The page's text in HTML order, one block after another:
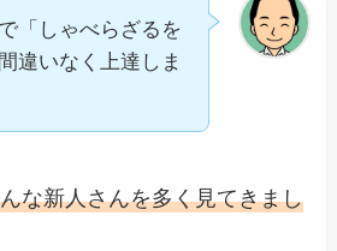
「しゃべらざるを
違いなく上達しま
な新人さんを多く見てきまし